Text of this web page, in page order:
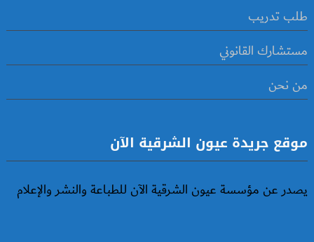
طلب تدريب
مستشارك القانوني
من نحن
موقع جريدة عيون الشرقية الآن
يصدر عن مؤسسة عيون الشرقية الآن للطباعة والنشر والإعلام